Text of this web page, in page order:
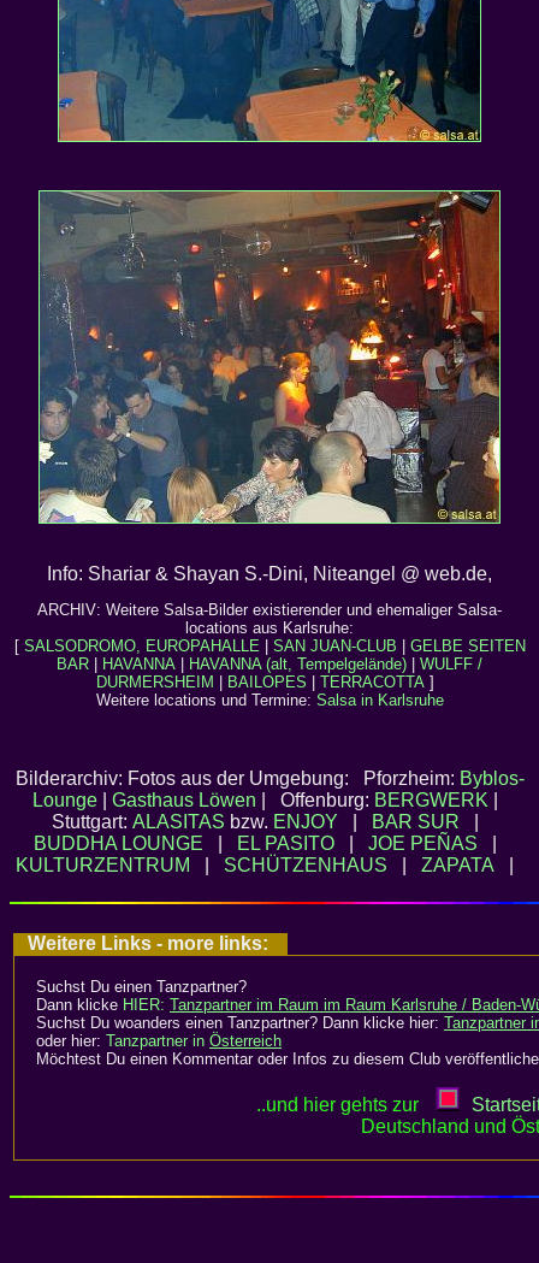
Info: Shariar & Shayan S.-Dini, Niteangel @ web.de,
ARCHIV: Weitere Salsa-Bilder existierender und ehemaliger Salsa-
locations aus Karlsruhe:
[ SALSODROMO, EUROPAHALLE| SAN JUAN-CLUB
GELBE SEITEN
BAR
HAVANNA HAVANNA (alt, Tempelgelände)
WULFF /
DURMERSHEIM
BAILOPES TERRACOTTA]
Weitere locations und Termine: Salsa in Karlsruhe
Bilderarchiv: Fotos aus der Umgebung: Pforzheim: Byblos-
Lounge| Gasthaus Löwen | Offenburg: BERGWERK
Stuttgart: ALASITAS bzw. ENJOY BAR SUR
BUDDHA LOUNGE
EL PASITO| JOE PEÑAS
KULTURZENTRUM
SCHÜTZENHAUS ZAPATA
Weitere Links - more links:
Suchst Du einen Tanzpartner?
Dann klicke HIER: Tanzpartner im Raum im Raum Karlsruhe / Baden-
Suchst Du woanders einen Tanzpartner? Dann klicke hier: Tanzpartner
oder hier: Tanzpartner in Österreich
Möchtest Du einen Kommentar oder Infos zu diesem Club
..und hier gehts zur
Deutschland und